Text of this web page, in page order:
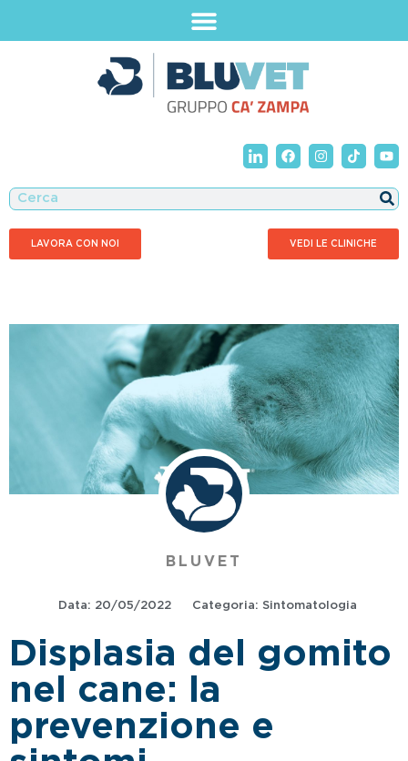
LAVORA CON NOI VEDI LE CLINICHE
BLUVET
Data: 20/05/2022 Categoria: Sintomatologia
Displasia del gomito
nel cane: la
prevenzione e